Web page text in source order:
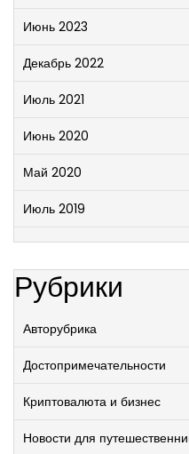
Июнь 2023
Декабрь 2022
Июль 2021
Июнь 2020
Май 2020
Июль 2019
Рубрики
Авторубрика
Достопримечательности
Криптовалюта и бизнес
Новости для